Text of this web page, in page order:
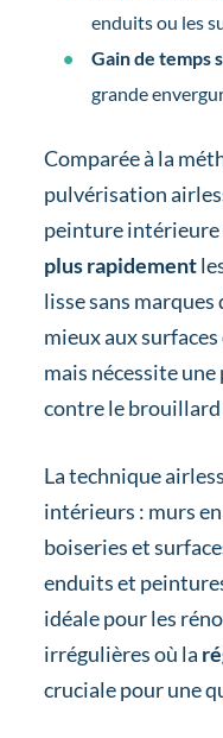
enduits ou les
Gain de temps
grande
Comparée à la
pulvérisation
peinture intérieure
plus rapidement
lisse sans marques
mieux aux
mais nécessite
contre le
La technique
intérieurs : murs
boiseries et
enduits et
idéale pour les
irrégulières où la
cruciale pour une